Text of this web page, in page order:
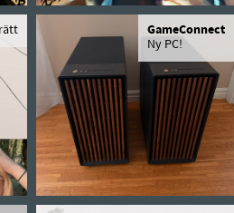
GameConnect
Ny PC!